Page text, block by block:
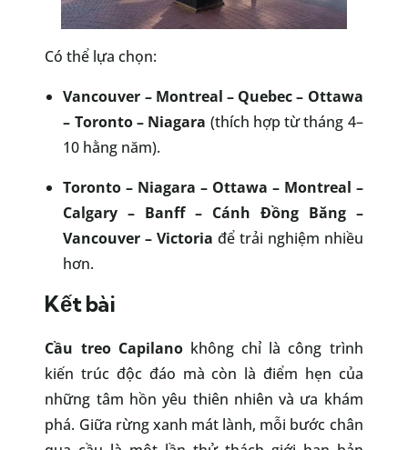
Có thể lựa chọn:
Vancouver – Montreal – Quebec – Ottawa
– Toronto – Niagara (thích hợp từ tháng 4–
10 hằng năm).
Toronto – Niagara – Ottawa – Montreal –
Calgary – Banff – Cánh Đồng Băng –
Vancouver – Victoria để trải nghiệm nhiều
hơn.
Kết bài
Cầu treo Capilanokhông chỉ là công trình
kiến trúc độc đáo mà còn là điểm hẹn của
những tâm hồn yêu thiên nhiên và ưa khám
phá. Giữa rừng xanh mát lành, mỗi bước chân